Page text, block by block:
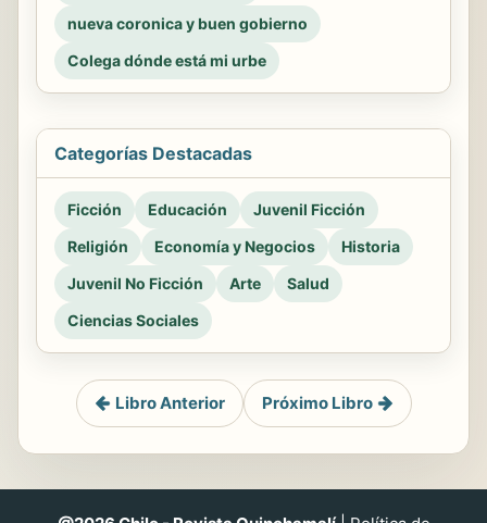
nueva coronica y buen gobierno
Colega dónde está mi urbe
Categorías Destacadas
Ficción Educación
Juvenil Ficción
Religión
Economía y Negocios
Historia
Juvenil No Ficción
Arte
Salud
Ciencias Sociales
Libro Anterior Próximo Libro